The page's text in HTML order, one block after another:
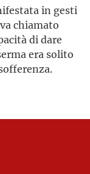
in gesti
chiamato
di dare
era solito